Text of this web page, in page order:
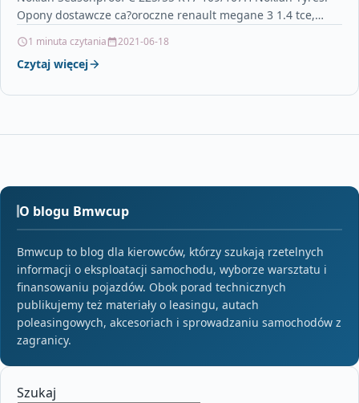
Opony dostawcze ca?oroczne renault megane 3 1.4 tce,
1 minuta czytania 2021-06-18
Czytaj więcej
O blogu Bmwcup
Bmwcup to blog dla kierowców, którzy szukają rzetelnych
informacji o eksploatacji samochodu, wyborze warsztatu i
finansowaniu pojazdów. Obok porad technicznych
publikujemy też materiały o leasingu, autach
poleasingowych, akcesoriach i sprowadzaniu samochodów z
zagranicy.
Szukaj